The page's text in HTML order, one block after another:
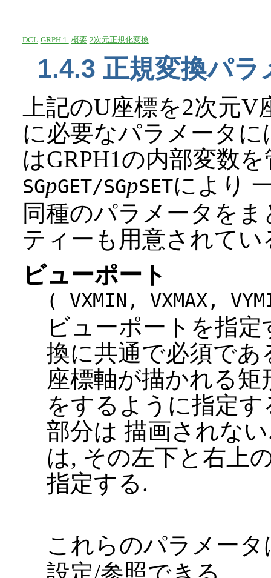
DCL:GRPH１ :概要:2次元正規化変換
1.4.3 正規変換パラ
上記のU座標を2次元
に必要なパラメータ
はGRPH1の内部変数
SGpGET/SGpSETにより
同種のパラメータを
ティーも用意されてい
ビューポート
( VXMIN, VXMAX,
ビューポートを指
換に共通で必須であ
座標軸が描かれる
をするように指定
部分は 描画されな
は, その左下と右上
指定する.
これらのパラメー
設定/参照できる.